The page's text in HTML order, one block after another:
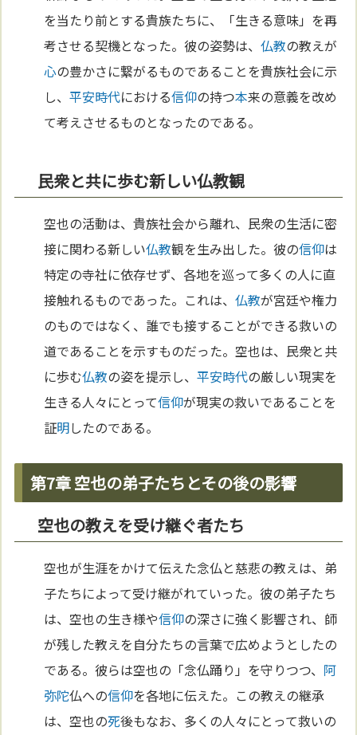
を当たり前とする貴族たちに、「生きる意味」を再
考させる契機となった。彼の姿勢は、仏教の教えが
心の豊かさに繋がるものであることを貴族社会に示
し、平安時代における信仰の持つ本来の意義を改め
て考えさせるものとなったのである。
民衆と共に歩む新しい仏教観
空也の活動は、貴族社会から離れ、民衆の生活に密
接に関わる新しい仏教観を生み出した。彼の信仰は
特定の寺社に依存せず、各地を巡って多くの人に直
接触れるものであった。これは、仏教が宮廷や権力
のものではなく、誰でも接することができる救いの
道であることを示すものだった。空也は、民衆と共
に歩む仏教の姿を提示し、平安時代の厳しい現実を
生きる人々にとって信仰が現実の救いであることを
証明したのである。
第7章 空也の弟子たちとその後の影響
空也の教えを受け継ぐ者たち
空也が生涯をかけて伝えた念仏と慈悲の教えは、弟
子たちによって受け継がれていった。彼の弟子たち
は、空也の生き様や信仰の深さに強く影響され、師
が残した教えを自分たちの言葉で広めようとしたの
である。彼らは空也の「念仏踊り」を守りつつ、 阿
弥陀仏への信仰を各地に伝えた。この教えの継承
は、空也の死後もなお、多くの人々にとって救いの